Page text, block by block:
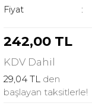
Fiyat
242,00 TL
KDV Dahil
29,04 TL den
başlayan taksitlerle!